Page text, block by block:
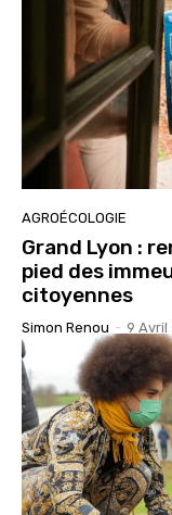
AGROÉCOLOGIE
Grand Lyon :
pied des
citoyennes
Simon Renou - 9 Avril